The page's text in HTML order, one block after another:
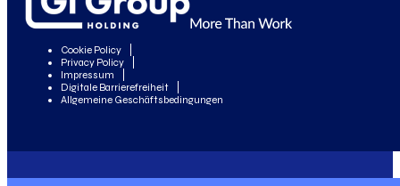
Cookie Policy
Privacy Policy
Impressum
Digitale Barrierefreiheit
Allgemeine Geschäftsbedingungen